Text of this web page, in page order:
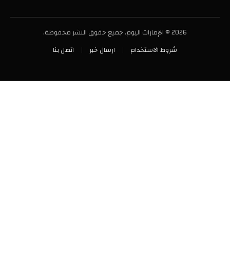
2026 © الإمارات اليوم. جميع حقوق النشر محفوظة.
شروط الاستخدام
ارسال خبر اتصل بنا